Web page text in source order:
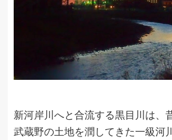
新河岸川へと合流する黒目川は、
武蔵野の土地を潤してきた一級河